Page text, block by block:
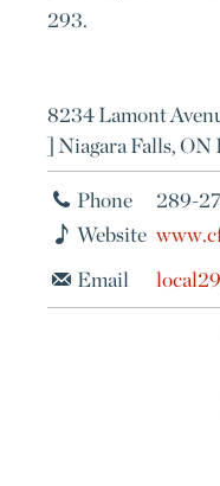
293.
8234 Lamont
] Niagara Falls, ON
Phone
289-
Website
Email